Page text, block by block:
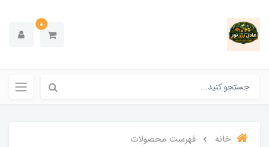
0
خانه فهرست محصولات